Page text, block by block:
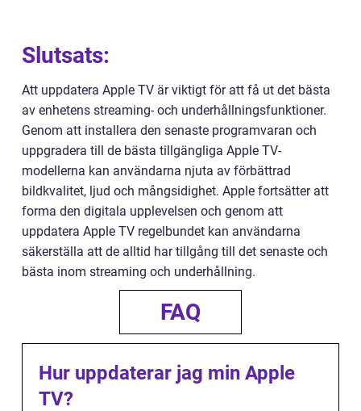
Slutsats:
Att uppdatera Apple TV är viktigt för att få ut det bästa
av enhetens streaming- och underhållningsfunktioner.
Genom att installera den senaste programvaran och
uppgradera till de bästa tillgängliga Apple TV-
modellerna kan användarna njuta av förbättrad
bildkvalitet, ljud och mångsidighet. Apple fortsätter att
forma den digitala upplevelsen och genom att
uppdatera Apple TV regelbundet kan användarna
säkerställa att de alltid har tillgång till det senaste och
bästa inom streaming och underhållning.
FAQ
Hur uppdaterar jag min Apple
TV?